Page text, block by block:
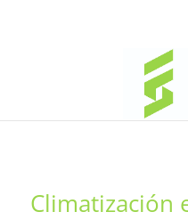
Climatización